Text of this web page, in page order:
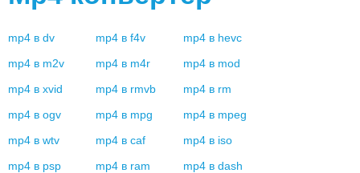
mp4 в dv mp4 в f4v mp4 в hevc
mp4 в m2v mp4 в m4r mp4 в mod
mp4 в xvid mp4 в rmvb mp4 в rm
mp4 в ogv mp4 в mpg mp4 в mpeg
mp4 в wtv mp4 в caf mp4 в iso
mp4 в psp mp4 в ram mp4 в dash